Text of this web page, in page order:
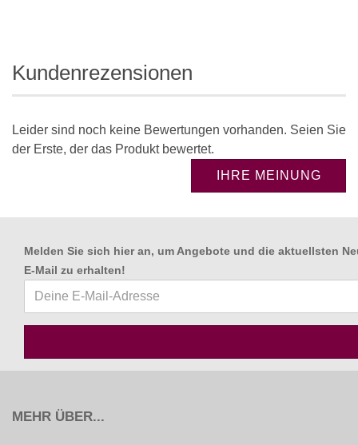
Kundenrezensionen
Leider sind noch keine Bewertungen vorhanden. Seien Sie
der Erste, der das Produkt bewertet.
IHRE MEINUNG
Melden Sie sich hier an, um Angebote und die aktuellsten
E-Mail zu erhalten!
MEHR ÜBER...